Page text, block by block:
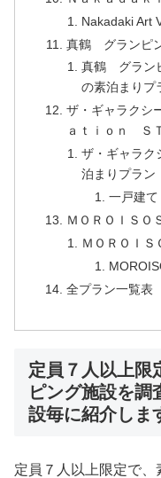
Nakadaki Art
真鶴 グランピ
真鶴 グラン
の素泊まりプ
ザ・ギャラクシ
ａｔｉｏｎ Ｓ
ザ・ギャラク
泊まりプラン
一戸建て
ＭＯＲＯＩＳＯ
ＭＯＲＯＩＳ
全プラン一覧表
定員７人以上限
ピング施設を調
設毎に紹介しま
定員７人以上限定で